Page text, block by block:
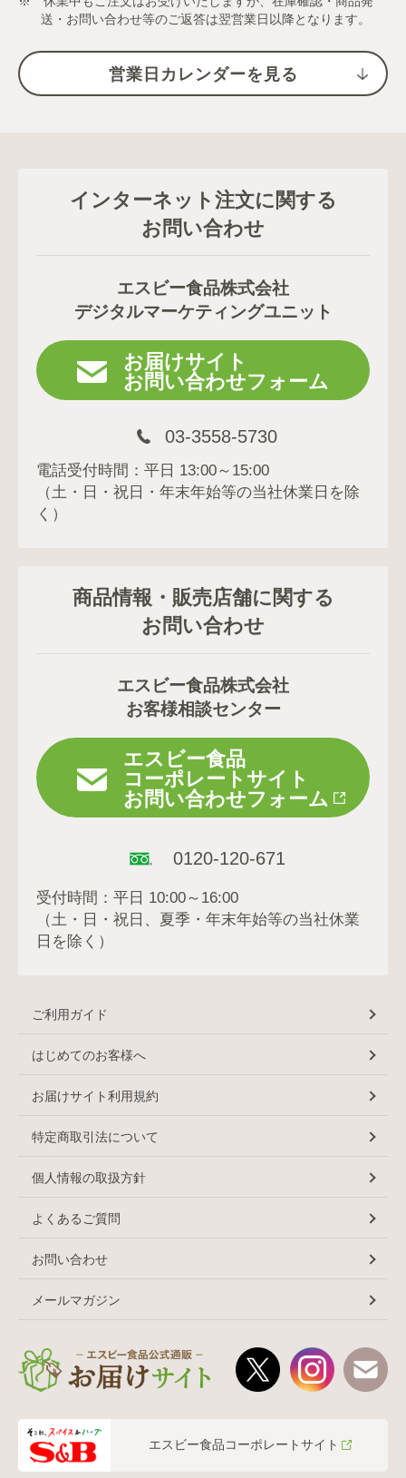
送・お問い合わせ等のご返答は翌営業日以降となります。
営業日カレンダーを見る
インターネット注文に関する
お問い合わせ
エスビー食品株式会社
デジタルマーケティングユニット
お届けサイト
お問い合わせフォーム
03-3558-5730
電話受付時間：平日 13:00～15:00
（土・日・祝日・年末年始等の当社休業日を除
く）
商品情報・販売店舗に関する
お問い合わせ
エスビー食品株式会社
お客様相談センター
エスビー食品
コーポレートサイト
お問い合わせフォーム
0120-120-671
受付時間：平日 10:00～16:00
（土・日・祝日、夏季・年末年始等の当社休業
日を除く）
ご利用ガイド
はじめてのお客様へ
お届けサイト利用規約
特定商取引法について
個人情報の取扱方針
よくあるご質問
お問い合わせ
メールマガジン
エスビー食品コーポレートサイト